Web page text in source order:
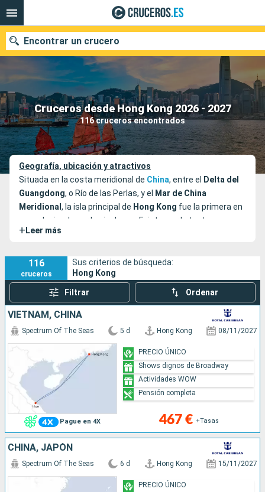
Cruceros desde Hong Kong 2026 - 2027
116 cruceros encontrados
Encontrar un crucero
Nuestros destinos
Fecha de salida
Puertos
Buscar
Geografía, ubicación y atractivos
Situada en la costa meridional de China, entre el
Delta del
Guangdong, o Río de las Perlas, y el
Mar de China
Meridional , la isla principal de Hong Kong fue la primera en
ser colonizada por los ingleses. Existe, por lo tanto, un
centro histórico en la ciudad pero, también, un gran distrito
sorprenderte y fascinarte, pues cuenta con
impresionantes y futuristas rascacielos, templos ocultos,
como elMan Moy el
, bellísimos y
exuberantes parques, modernos centros comerciales y
tradicionales mercados.
+ Leer más
116
cruceros
Sus criterios de búsqueda:
Hong Kong
Filtrar Ordenar
VIETNAM, CHINA
Pague en 4X
Spectrum Of The Seas 5 d Hong Kong 08/11/2027
467 € +Tasas
PRECIO ÚNICO
Shows dignos de Broadway
Actividades WOW
Pensión completa
CHINA, JAPÓN
Spectrum Of The Seas 6 d Hong Kong 15/11/2027
PRECIO ÚNICO